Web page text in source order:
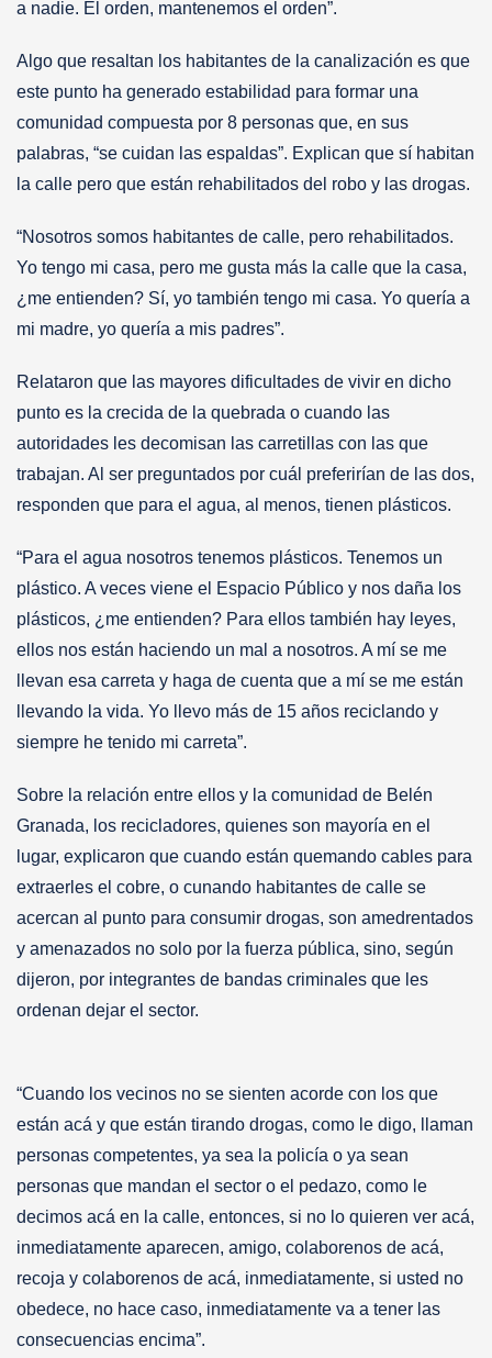
a nadie. El orden, mantenemos el orden”.
Algo que resaltan los habitantes de la canalización es que
este punto ha generado estabilidad para formar una
comunidad compuesta por 8 personas que, en sus
palabras, “se cuidan las espaldas”. Explican que sí habitan
la calle pero que están rehabilitados del robo y las drogas.
“Nosotros somos habitantes de calle, pero rehabilitados.
Yo tengo mi casa, pero me gusta más la calle que la casa,
¿me entienden? Sí, yo también tengo mi casa. Yo quería a
mi madre, yo quería a mis padres”.
Relataron que las mayores dificultades de vivir en dicho
punto es la crecida de la quebrada o cuando las
autoridades les decomisan las carretillas con las que
trabajan. Al ser preguntados por cuál preferirían de las dos,
responden que para el agua, al menos, tienen plásticos.
“Para el agua nosotros tenemos plásticos. Tenemos un
plástico. A veces viene el Espacio Público y nos daña los
plásticos, ¿me entienden? Para ellos también hay leyes,
ellos nos están haciendo un mal a nosotros. A mí se me
llevan esa carreta y haga de cuenta que a mí se me están
llevando la vida. Yo llevo más de 15 años reciclando y
siempre he tenido mi carreta”.
Sobre la relación entre ellos y la comunidad de Belén
Granada, los recicladores, quienes son mayoría en el
lugar, explicaron que cuando están quemando cables para
extraerles el cobre, o cunando habitantes de calle se
acercan al punto para consumir drogas, son amedrentados
y amenazados no solo por la fuerza pública, sino, según
dijeron, por integrantes de bandas criminales que les
ordenan dejar el sector.
“Cuando los vecinos no se sienten acorde con los que
están acá y que están tirando drogas, como le digo, llaman
personas competentes, ya sea la policía o ya sean
personas que mandan el sector o el pedazo, como le
decimos acá en la calle, entonces, si no lo quieren ver acá,
inmediatamente aparecen, amigo, colaborenos de acá,
recoja y colaborenos de acá, inmediatamente, si usted no
obedece, no hace caso, inmediatamente va a tener las
consecuencias encima”.